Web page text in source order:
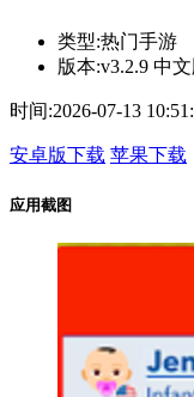
类型:热门手游
版本:v3.2.9 中文
时间:2026-07-13
安卓版下载 苹果下载
应用截图